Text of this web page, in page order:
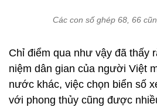
Các con số ghép 68, 66
Chỉ điểm qua như vậy đã thấy
niệm dân gian của người Việt
nước khác, việc chọn biển số
với phong thủy cũng được